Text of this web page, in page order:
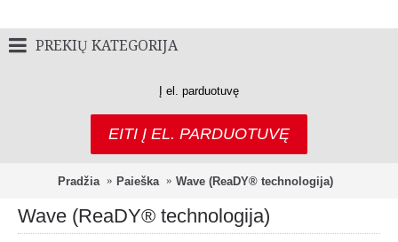
PREKIŲ KATEGORIJA
Į el. parduotuvę
EITI Į EL. PARDUOTUVĘ
Pradžia Paieška Wave (ReaDY® technologija)
Wave (ReaDY® technologija)